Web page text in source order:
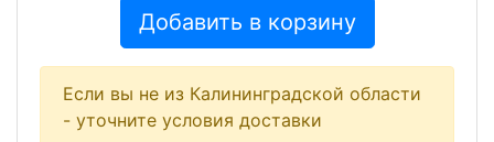
Добавить в корзину
Если вы не из Калининградской области
- уточните условия доставки